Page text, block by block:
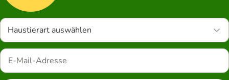
Haustierart auswählen